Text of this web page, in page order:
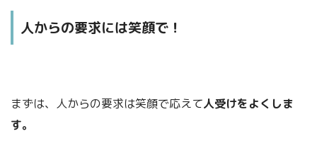
人からの要求には笑顔で！
まずは、人からの要求は笑顔で応えて人受けをよくしま
す。